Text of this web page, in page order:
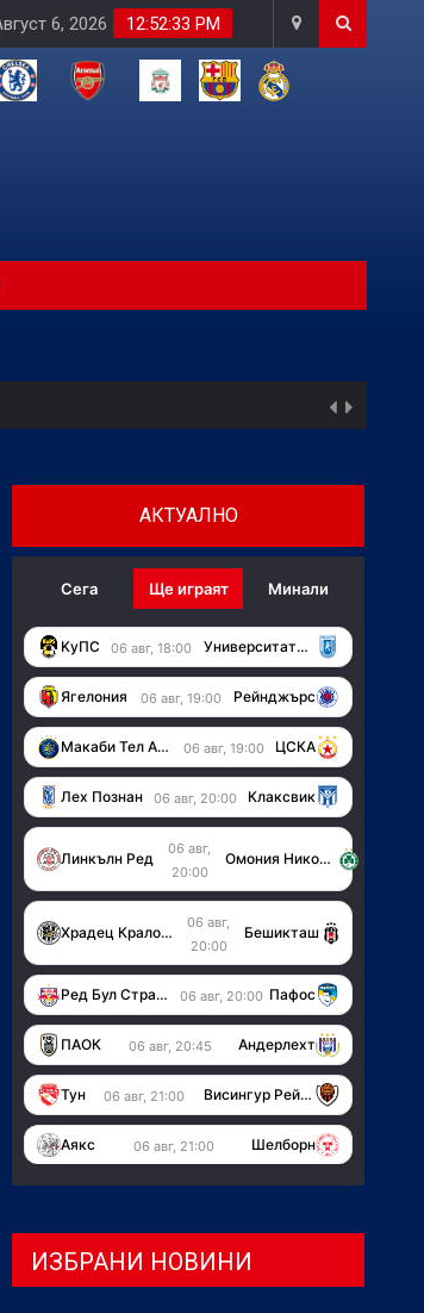
12:52:34 PM
6, 2026
АКТУАЛНО
Сега Ще играят Минали
KуПС 06 авг, 18:00 Университатя (Крайова)
Ягелония 06 авг, 19:00 Рейнджърс
Макаби Тел Авив 06 авг, 19:00 ЦСКА
Лех Познан 06 авг, 20:00 Клаксвик
Линкълн Ред
06 авг,
20:00
Омония Никозия
Храдец Кралове
06 авг,
20:00
Бешикташ
Ред Бул Страсбург 06 авг, 20:00 Пафос
ПАОК 06 авг, 20:45 Андерлехт
Тун 06 авг, 21:00 Висингур Рейкявик
Аякс 06 авг, 21:00 Шелборн
ИЗБРАНИ НОВИНИ